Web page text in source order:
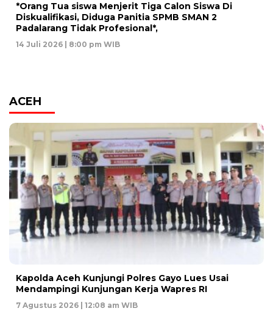
*Orang Tua siswa Menjerit Tiga Calon Siswa Di
Diskualifikasi, Diduga Panitia SPMB SMAN 2
Padalarang Tidak Profesional*,
14 Juli 2026 | 8:00 pm WIB
ACEH
Kapolda Aceh Kunjungi Polres Gayo Lues Usai
Mendampingi Kunjungan Kerja Wapres RI
7 Agustus 2026 | 12:08 am WIB